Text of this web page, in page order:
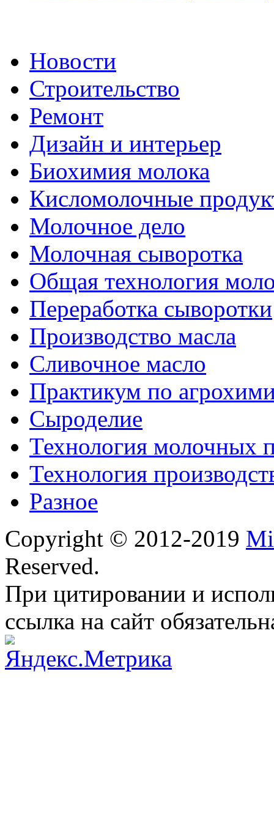
Новости
Строительство
Ремонт
Дизайн и интерьер
Биохимия молока
Кисломолочные
Молочное дело
Молочная сыворотка
Общая технология
Переработка сыворотки
Производство масла
Сливочное масло
Практикум по
Сыроделие
Технология молочных
Технология
Разное
Copyright © 2012-2019
Reserved.
При цитировании и
ссылка на сайт